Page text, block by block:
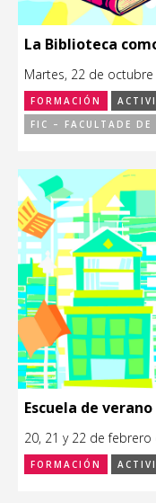
La Biblioteca
Martes, 22 de octubre
FORMACIÓN
FIC – FACULTADE
Escuela de verano
20, 21 y 22 de febrero
FORMACIÓN